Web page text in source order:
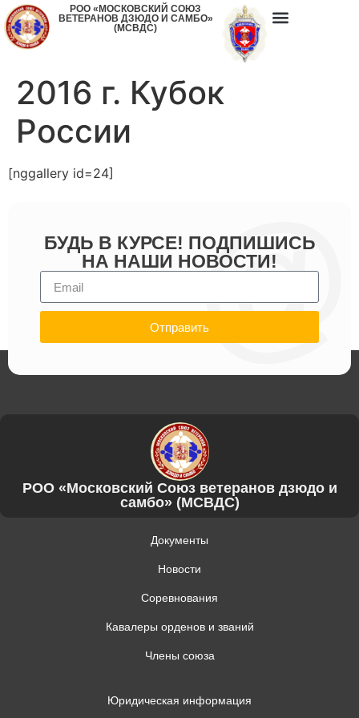
РОО «МОСКОВСКИЙ СОЮЗ
ВЕТЕРАНОВ ДЗЮДО И САМБО»
(МСВДС)
2016 г. Кубок
России
[nggallery id=24]
БУДЬ В КУРСЕ! ПОДПИШИСЬ
НА НАШИ НОВОСТИ!
Отправить
РОО «Московский Союз ветеранов дзюдо и
самбо» (МСВДС)
Документы
Новости
Соревнования
Кавалеры орденов и званий
Члены союза
Юридическая информация